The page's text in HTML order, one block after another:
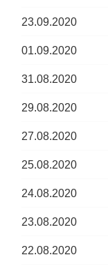
23.09.2020
01.09.2020
31.08.2020
29.08.2020
27.08.2020
25.08.2020
24.08.2020
23.08.2020
22.08.2020